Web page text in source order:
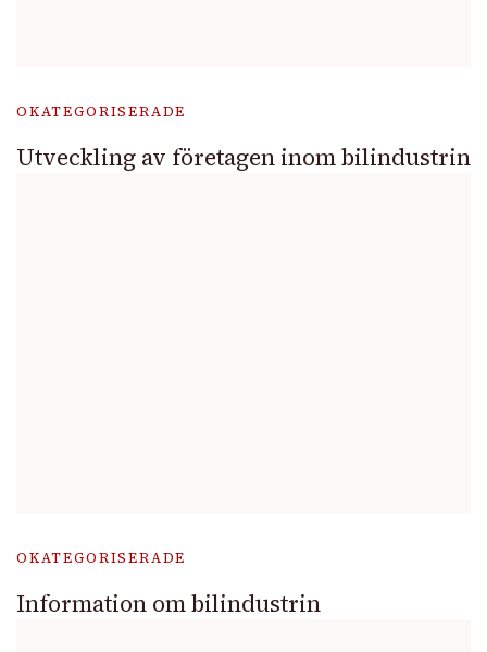
OKATEGORISERADE
Utveckling av företagen inom bilindustrin
OKATEGORISERADE
Information om bilindustrin